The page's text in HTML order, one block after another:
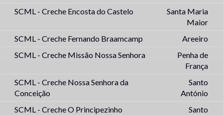
SCML - Creche Encosta do Castelo
Santa Maria
Maior
SCML - Creche Fernando Braamcamp
Areeiro
SCML - Creche Missão Nossa Senhora
Penha de
França
SCML - Creche Nossa Senhora da
Conceição
Santo
António
SCML - Creche O Principezinho
Santo